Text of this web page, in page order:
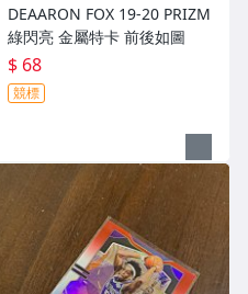
DEAARON FOX 19-20 PRIZM
綠閃亮 金屬特卡 前後如圖
$ 68
競標